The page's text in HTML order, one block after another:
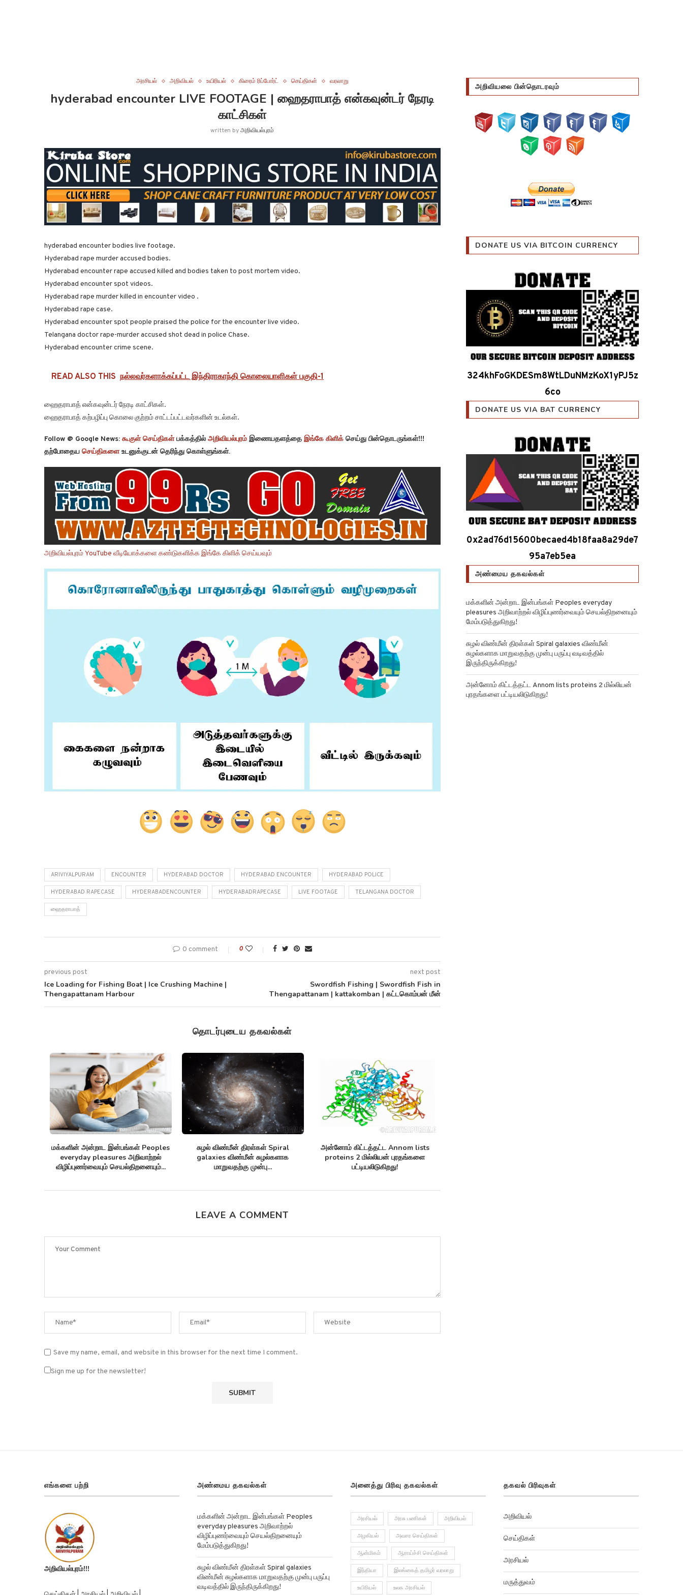
அரசியல் அறிவியல் உயிரியல் கிரைம் ரிப்போர்ட் செய்திகள் வரலாறு
hyderabad encounter LIVE FOOTAGE | ஹைதராபாத் என்கவுன்டர் நேரடி
காட்சிகள்
written byஅறிவியல்புரம்
hyderabad encounter bodies live footage.
Hyderabad rape murder accused bodies.
Hyderabad encounter rape accused killed and bodies taken to post mortem video.
Hyderabad encounter spot videos.
Hyderabad rape murder killed in encounter video .
Hyderabad rape case.
Hyderabad encounter spot people praised the police for the encounter live video.
Telangana doctor rape-murder accused shot dead in police Chase.
Hyderabad encounter crime scene.
READ ALSO THIS நல்லவர்களாக்கப்பட்ட இந்திராகாந்தி கொலையாளிகள் பகுதி-1
ஹைதராபாத் என்கவுன்டர் நேரடி காட்சிகள்.
ஹைதராபாத் கற்பழிப்பு கொலை குற்றம் சாட்டப்பட்டவர்களின் உடல்கள்.
Follow @ Google News: கூகுள் செய்திகள்பக்கத்தில் அறிவியல்புரம் இணையதளத்தை இங்கே கிளிக் செய்து பின்தொடருங்கள்!!!
தற்போதைய செய்திகளைஉடனுக்குடன் தெரிந்து கொள்ளுங்கள்.
அறிவியல்புரம் YouTube வீடியோக்களை கண்டுகளிக்க இங்கே கிளிக் செய்யவும்
ARIVIYALPURAM ENCOUNTER HYDERABAD DOCTOR HYDERABAD ENCOUNTER HYDERABAD POLICE
HYDERABAD RAPECASE HYDERABADENCOUNTER HYDERABADRAPECASE LIVE FOOTAGE TELANGANA DOCTOR
ஹைதராபாத்
0 comment 0
previous post
Ice Loading for Fishing Boat | Ice Crushing Machine |
Thengapattanam Harbour
next post
Swordfish Fishing | Swordfish Fish in
Thengapattanam | kattakomban | கட்டகொம்பன் மீன்
தொடர்புடைய தகவல்கள்
மக்களின் அன்றாட இன்பங்கள் Peoples
everyday pleasures அறிவாற்றல்
விழிப்புணர்வையும் செயல்திறனையும்...
சுழல் விண்மீன் திரள்கள் Spiral
galaxies விண்மீன் சுழல்களாக
மாறுவதற்கு முன்பு...
அன்னோம் கிட்டத்தட்ட Annom lists
proteins 2 மில்லியன் புரதங்களை
பட்டியலிடுகிறது!
LEAVE A COMMENT
Save my name, email, and website in this browser for the next time I comment.
Sign me up for the newsletter!
அறிவியலை பின்தொடரவும்
DONATE US VIA BITCOIN CURRENCY
324khFoGKDESm8WtLDuNMzKoX1yPJ5z
6co
DONATE US VIA BAT CURRENCY
0x2ad76d15600becaed4b18faa8a29de7
95a7eb5ea
அண்மைய தகவல்கள்
மக்களின் அன்றாட இன்பங்கள் Peoples everyday
pleasures அறிவாற்றல் விழிப்புணர்வையும் செயல்திறனையும்
மேம்படுத்துகிறது!
சுழல் விண்மீன் திரள்கள் Spiral galaxies விண்மீன்
சுழல்களாக மாறுவதற்கு முன்பு பருப்பு வடிவத்தில்
இருந்திருக்கிறது!
அன்னோம் கிட்டத்தட்ட Annom lists proteins 2 மில்லியன்
புரதங்களை பட்டியலிடுகிறது!
எங்களை பற்றி
அறிவியல்புரம்!!!
அண்மைய தகவல்கள்
மக்களின் அன்றாட இன்பங்கள் Peoples
everyday pleasures அறிவாற்றல்
விழிப்புணர்வையும் செயல்திறனையும்
மேம்படுத்துகிறது!
சுழல் விண்மீன் திரள்கள் Spiral galaxies
விண்மீன் சுழல்களாக மாறுவதற்கு முன்பு பருப்பு
வடிவத்தில் இருந்திருக்கிறது!
அனைத்து பிரிவு தகவல்கள்
அரசியல் அரசு பணிகள் அறிவியல்
அழகியல் அவசர செய்திகள்
ஆன்மிகம் ஆராய்ச்சி செய்திகள்
இந்தியா இலங்கைத் தமிழர் வரலாறு
உயிரியல் உலக அரசியல்
தகவல் பிரிவுகள்
அறிவியல்
செய்திகள்
அரசியல்
மருத்துவம்